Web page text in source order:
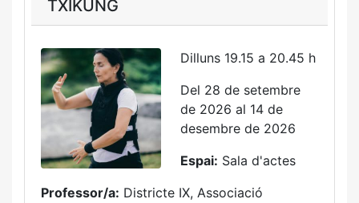
TXIKUNG
Dilluns 19.15 a 20.45 h
Del 28 de setembre
de 2026 al 14 de
desembre de 2026
Espai: Sala d'actes
Professor/a: Districte IX, Associació